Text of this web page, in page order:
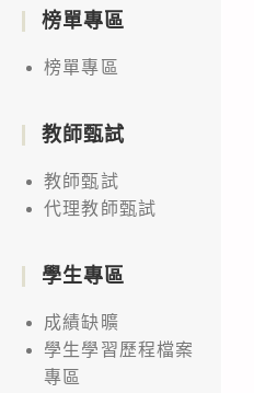
榜單專區
榜單專區
教師甄試
教師甄試
代理教師甄試
學生專區
成績缺曠
學生學習歷程檔案
專區